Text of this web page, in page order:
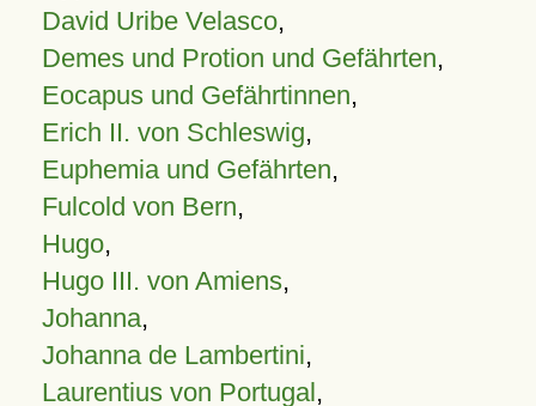
David Uribe Velasco,
Demes und Protion und Gefährten,
Eocapus und Gefährtinnen,
Erich II. von Schleswig,
Euphemia und Gefährten,
Fulcold von Bern,
Hugo,
Hugo III. von Amiens,
Johanna,
Johanna de Lambertini,
Laurentius von Portugal,